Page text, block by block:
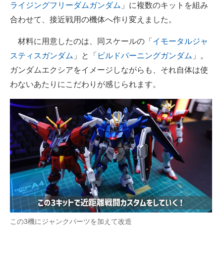
ライジングフリーダムガンダム 」に複数のキットを組み
合わせて、接近戦用の機体へ作り変えました。
材料に用意したのは、同スケールの「 イモータルジャ
スティスガンダム 」と「 ビルドバーニングガンダム 」。
ガンダムエクシアをイメージしながらも、それ自体は使
わないあたりにこだわりが感じられます。
この3機にジャンクパーツを加えて改造